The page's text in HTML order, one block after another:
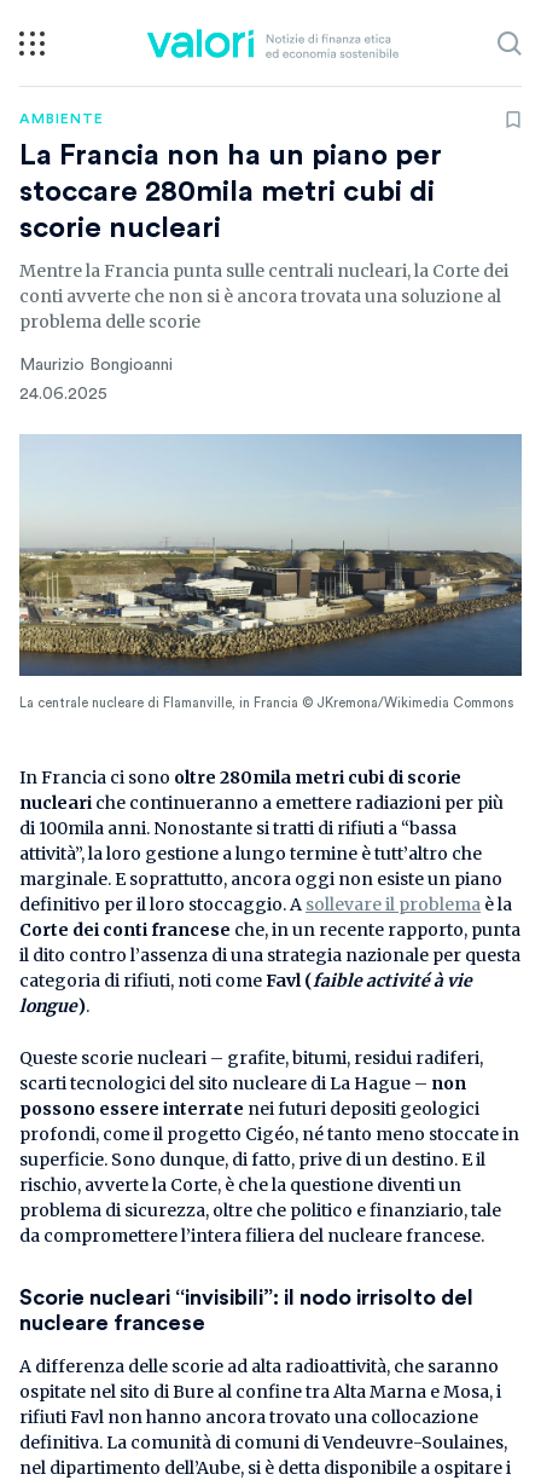
AMBIENTE
La Francia non ha un piano per
stoccare 280mila metri cubi di
scorie nucleari
Mentre la Francia punta sulle centrali nucleari, la Corte dei
conti avverte che non si è ancora trovata una soluzione al
problema delle scorie
Maurizio Bongioanni
24.06.2025
La centrale nucleare di Flamanville, in Francia © JKremona/Wikimedia Commons
In Francia ci sono oltre 280mila metri cubi di scorie
nucleari che continueranno a emettere radiazioni per più
di 100mila anni. Nonostante si tratti di rifiuti a “bassa
attività”, la loro gestione a lungo termine è tutt’altro che
marginale. E soprattutto, ancora oggi non esiste un piano
definitivo per il loro stoccaggio. A sollevare il problema è la
Corte dei conti francese che, in un recente rapporto, punta
il dito contro l’assenza di una strategia nazionale per questa
categoria di rifiuti, noti comeFavl (faible activité à vie
longue).
Queste scorie nucleari – grafite, bitumi, residui radiferi,
scarti tecnologici del sito nucleare di La Hague – non
possono essere interrate nei futuri depositi geologici
profondi, come il progetto Cigéo, né tanto meno stoccate in
superficie. Sono dunque, di fatto, prive di un destino. E il
rischio, avverte la Corte, è che la questione diventi un
problema di sicurezza, oltre che politico e finanziario, tale
da compromettere l’intera filiera del nucleare francese.
Scorie nucleari “invisibili”: il nodo irrisolto del
nucleare francese
A differenza delle scorie ad alta radioattività, che saranno
ospitate nel sito di Bure al confine tra Alta Marna e Mosa, i
rifiuti Favl non hanno ancora trovato una collocazione
definitiva. La comunità di comuni di Vendeuvre-Soulaines,
nel dipartimento dell’Aube, si è detta disponibile a ospitare i